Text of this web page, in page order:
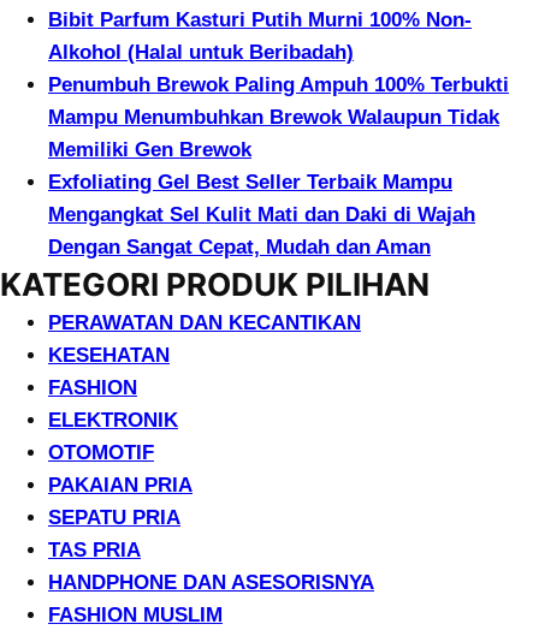
Bibit Parfum Kasturi Putih Murni 100% Non-
Alkohol (Halal untuk Beribadah)
Penumbuh Brewok Paling Ampuh 100% Terbukti
Mampu Menumbuhkan Brewok Walaupun Tidak
Memiliki Gen Brewok
Exfoliating Gel Best Seller Terbaik Mampu
Mengangkat Sel Kulit Mati dan Daki di Wajah
Dengan Sangat Cepat, Mudah dan Aman
KATEGORI PRODUK PILIHAN
PERAWATAN DAN KECANTIKAN
KESEHATAN
FASHION
ELEKTRONIK
OTOMOTIF
PAKAIAN PRIA
SEPATU PRIA
TAS PRIA
HANDPHONE DAN ASESORISNYA
FASHION MUSLIM